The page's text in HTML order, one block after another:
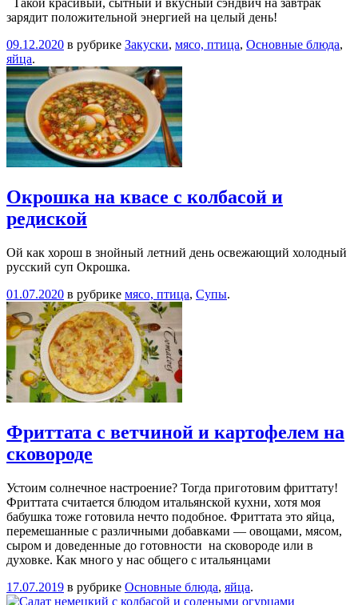
Такой красивый, сытный и вкусный сэндвич на завтрак
зарядит положительной энергией на целый день!
09.12.2020 в рубрике Закуски, мясо, птица, Основные блюда,
яйца.
Окрошка на квасе с колбасой и
редиской
Ой как хорош в знойный летний день освежающий холодный
русский суп Окрошка.
01.07.2020 в рубрике мясо, птица, Супы.
Фриттата с ветчиной и картофелем на
сковороде
Устоим солнечное настроение? Тогда приготовим фриттату!
Фриттата считается блюдом итальянской кухни, хотя моя
бабушка тоже готовила нечто подобное. Фриттата это яйца,
перемешанные с различными добавками — овощами, мясом,
сыром и доведенные до готовности на сковороде или в
духовке. Как много у нас общего с итальянцами
17.07.2019 в рубрике Основные блюда, яйца.